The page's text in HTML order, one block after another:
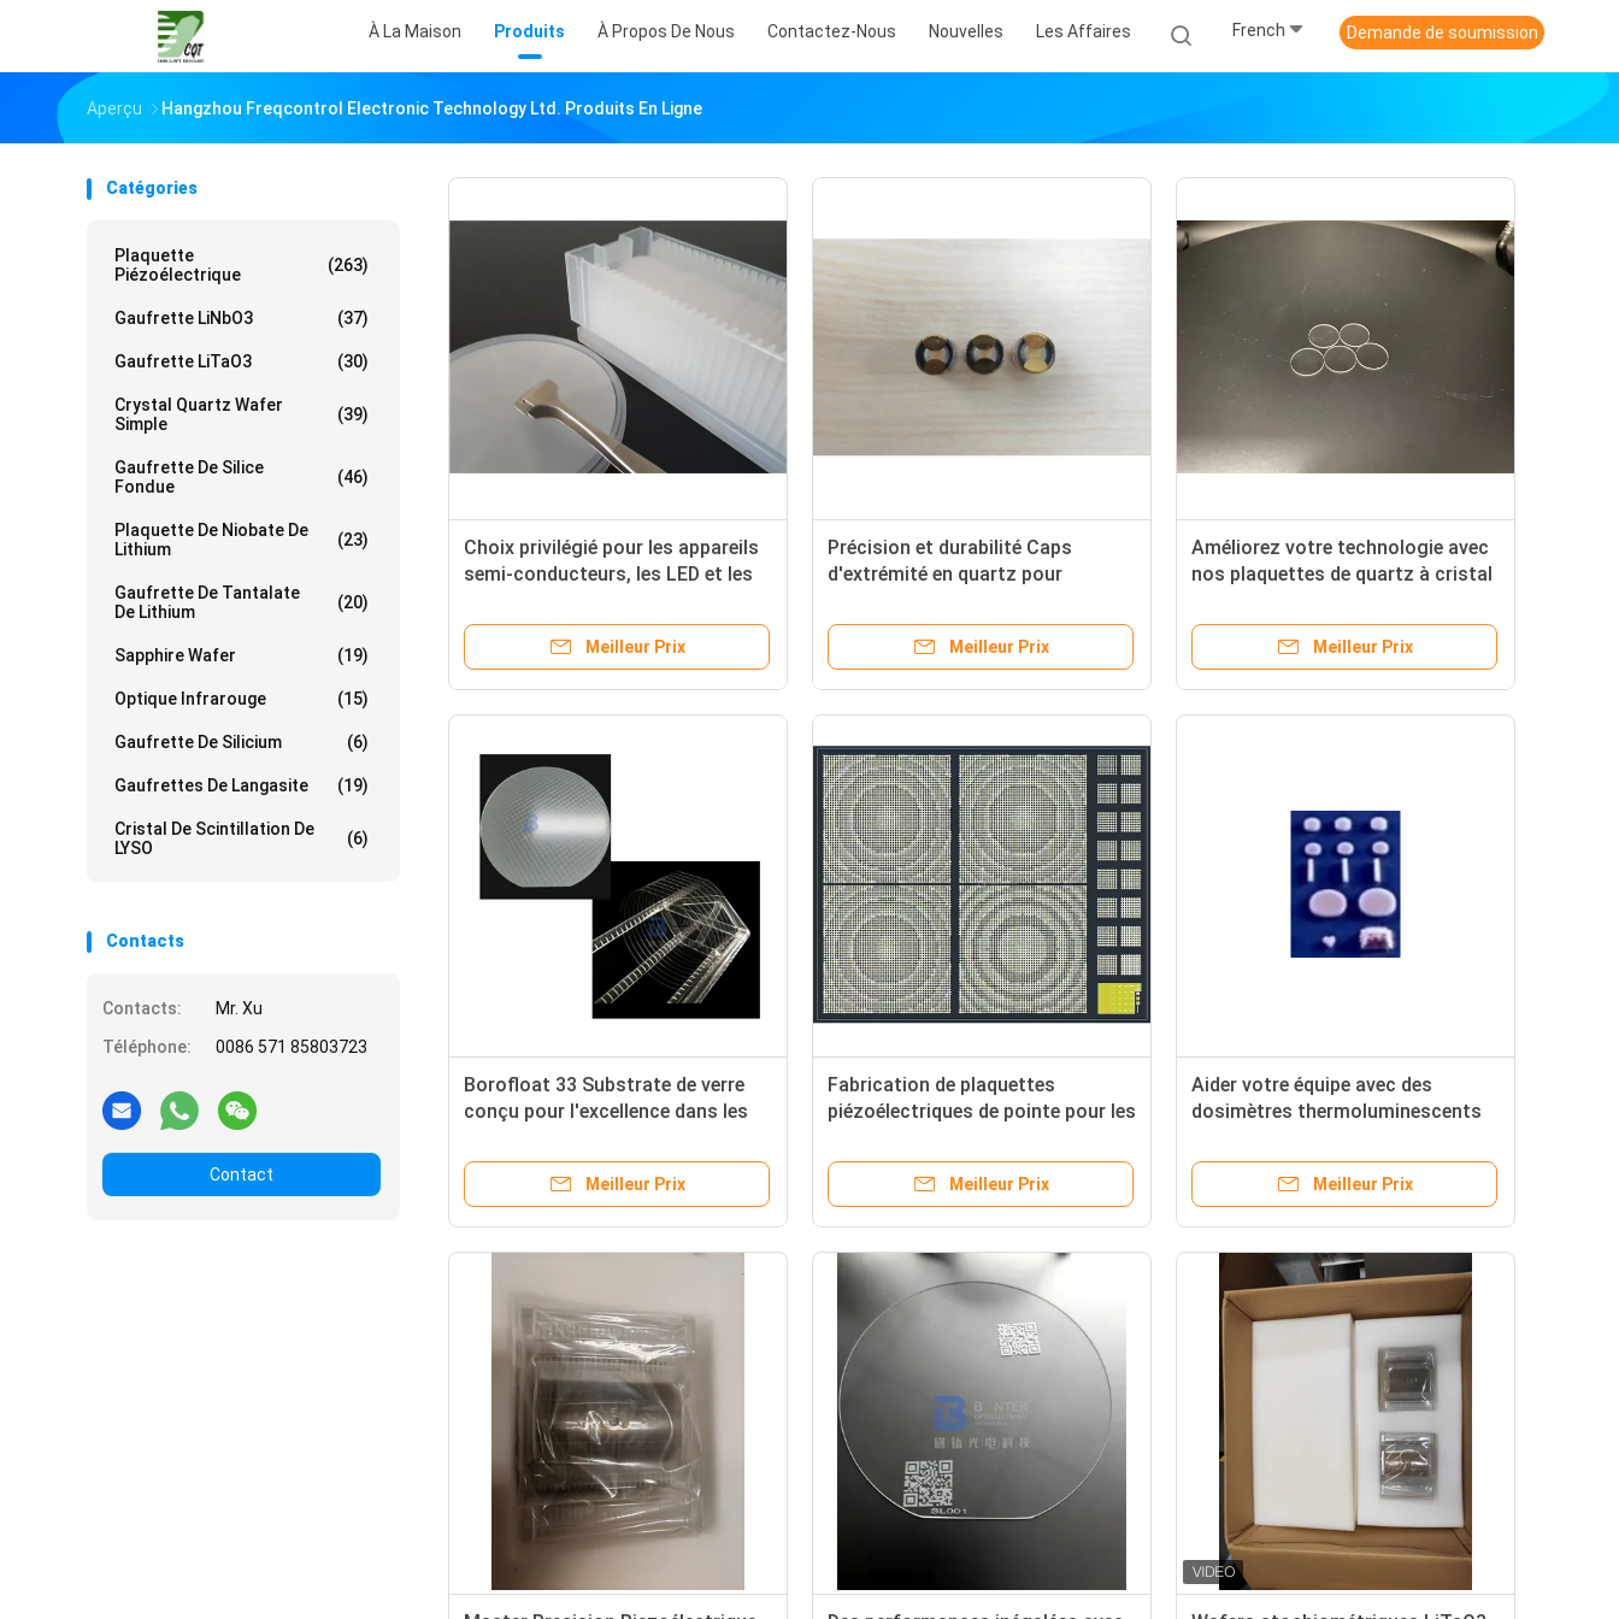
À La Maison Produits À Propos De Nous Contactez-Nous Nouvelles Les Affaires French Demande de soumission
Aperçu Hangzhou Freqcontrol Electronic Technology Ltd. Produits En Ligne
Catégories
Plaquette
Piézoélectrique
(263)
Gaufrette LiNbO3 (37)
Gaufrette LiTaO3 (30)
Crystal Quartz Wafer
Simple
(39)
Gaufrette De Silice
Fondue
(46)
Plaquette De Niobate De
Lithium
(23)
Gaufrette De Tantalate
De Lithium
(20)
Sapphire Wafer (19)
Optique Infrarouge (15)
Gaufrette De Silicium (6)
Gaufrettes De Langasite (19)
Cristal De Scintillation De
LYSO
(6)
Contacts
Contacts:
Mr. Xu
Téléphone:
0086 571 85803723
Contact
Choix privilégié pour les appareils
semi-conducteurs, les LED et les
température avec plaques de
Meilleur Prix
Précision et durabilité Caps
d'extrémité en quartz pour
et haute pression
Meilleur Prix
Améliorez votre technologie avec
nos plaquettes de quartz à cristal
capteurs d'oscillateurs haute
performance
Meilleur Prix
Borofloat 33 Substrate de verre
conçu pour l'excellence dans les
et les opérations de précision
Meilleur Prix
Fabrication de plaquettes
piézoélectriques de pointe pour les
Capacités de traitement avancées
pour les résultatsMeilleur Prix
Aider votre équipe avec des
dosimètres thermoluminescents
piézoélectriques pour le suivi des
radiations
Meilleur Prix